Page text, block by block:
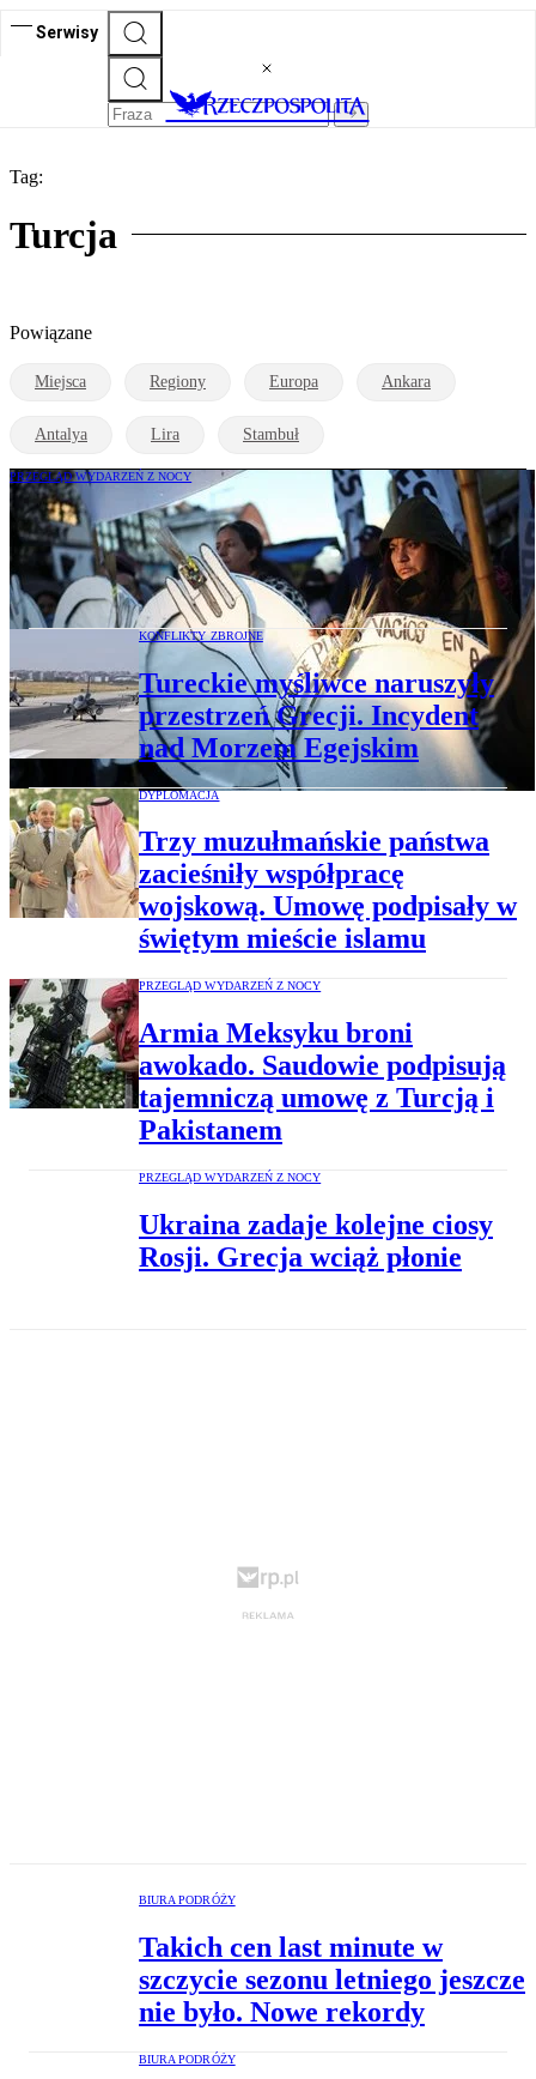
Serwisy
Tag:
Turcja
Powiązane
Miejsca Regiony Europa Ankara
Antalya Lira Stambuł
PRZEGLĄD WYDARZEŃ Z NOCY
Hiszpania wprowadza kontrole na
granicy z Włochami, Argentyńczycy
protestują przeciw cięciom
KONFLIKTY ZBROJNE
Tureckie myśliwce naruszyły
przestrzeń Grecji. Incydent
nad Morzem Egejskim
DYPLOMACJA
Trzy muzułmańskie państwa
zacieśniły współpracę
wojskową. Umowę podpisały w
świętym mieście islamu
PRZEGLĄD WYDARZEŃ Z NOCY
Armia Meksyku broni
awokado. Saudowie podpisują
tajemniczą umowę z Turcją i
Pakistanem
PRZEGLĄD WYDARZEŃ Z NOCY
Ukraina zadaje kolejne ciosy
Rosji. Grecja wciąż płonie
BIURA PODRÓŻY
Takich cen last minute w
szczycie sezonu letniego jeszcze
nie było. Nowe rekordy
BIURA PODRÓŻY